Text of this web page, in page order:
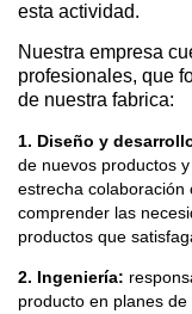
esta actividad.
Nuestra empresa
profesionales, que
de nuestra fabrica:
1. Diseño y
de nuevos productos
estrecha colaboración
comprender las
productos que
2. Ingeniería:
producto en planes de